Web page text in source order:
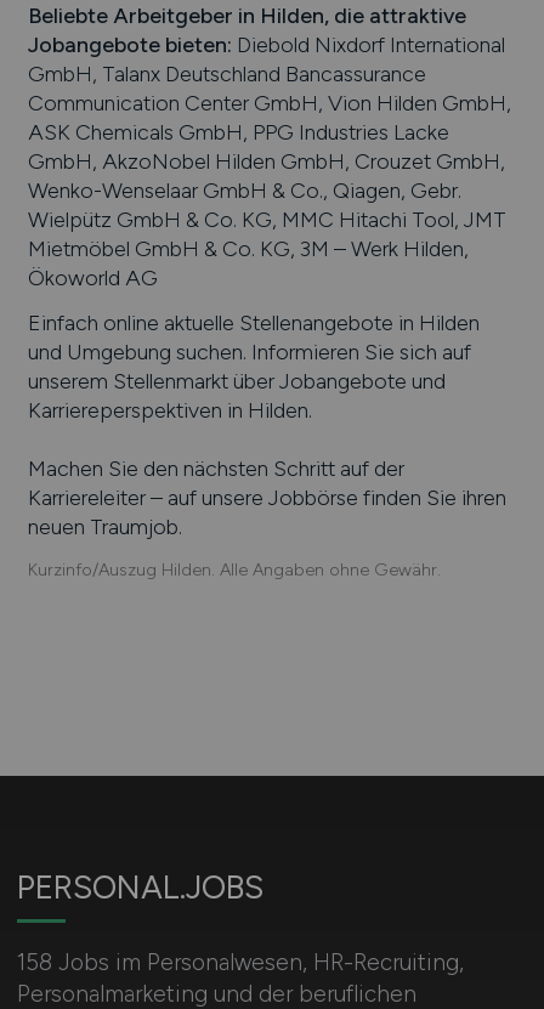
Beliebte Arbeitgeber in Hilden, die attraktive
Jobangebote bieten: Diebold Nixdorf International
GmbH, Talanx Deutschland Bancassurance
Communication Center GmbH, Vion Hilden GmbH,
ASK Chemicals GmbH, PPG Industries Lacke
GmbH, AkzoNobel Hilden GmbH, Crouzet GmbH,
Wenko-Wenselaar GmbH & Co., Qiagen, Gebr.
Wielpütz GmbH & Co. KG, MMC Hitachi Tool, JMT
Mietmöbel GmbH & Co. KG, 3M – Werk Hilden,
Ökoworld AG
Einfach online aktuelle Stellenangebote in Hilden
und Umgebung suchen. Informieren Sie sich auf
unserem Stellenmarkt über Jobangebote und
Karriereperspektiven in Hilden.
Machen Sie den nächsten Schritt auf der
Karriereleiter – auf unsere Jobbörse finden Sie ihren
neuen Traumjob.
Kurzinfo/Auszug Hilden. Alle Angaben ohne Gewähr.
PERSONAL.JOBS
158 Jobs im Personalwesen, HR-Recruiting,
Personalmarketing und der beruflichen